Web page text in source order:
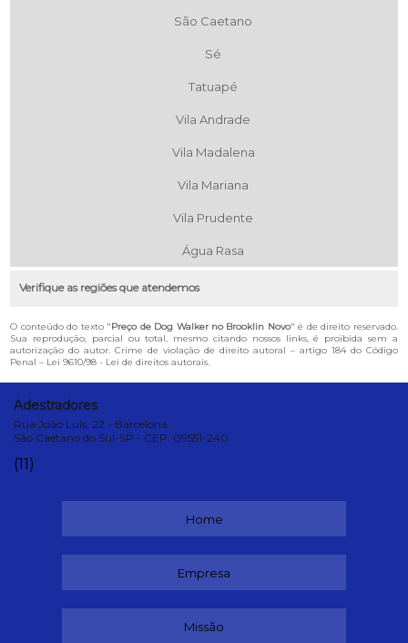
São Caetano
Sé
Tatuapé
Vila Andrade
Vila Madalena
Vila Mariana
Vila Prudente
Água Rasa
Verifique as regiões que atendemos
O conteúdo do texto "Preço de Dog Walker no Brooklin Novo" é de direito reservado.
Sua reprodução, parcial ou total, mesmo citando nossos links, é proibida sem a
autorização do autor. Crime de violação de direito autoral – artigo 184 do Código
Penal – Lei 9610/98 - Lei de direitos autorais.
Adestradores
Rua João Luís, 22 - Barcelona
São Caetano do Sul-SP - CEP: 09551-240
(11)
Home
Empresa
Missão